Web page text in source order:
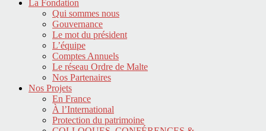
La Fondation
Qui sommes nous
Gouvernance
Le mot du président
L’équipe
Comptes Annuels
Le réseau Ordre de Malte
Nos Partenaires
Nos Projets
En France
À l’International
Protection du patrimoine